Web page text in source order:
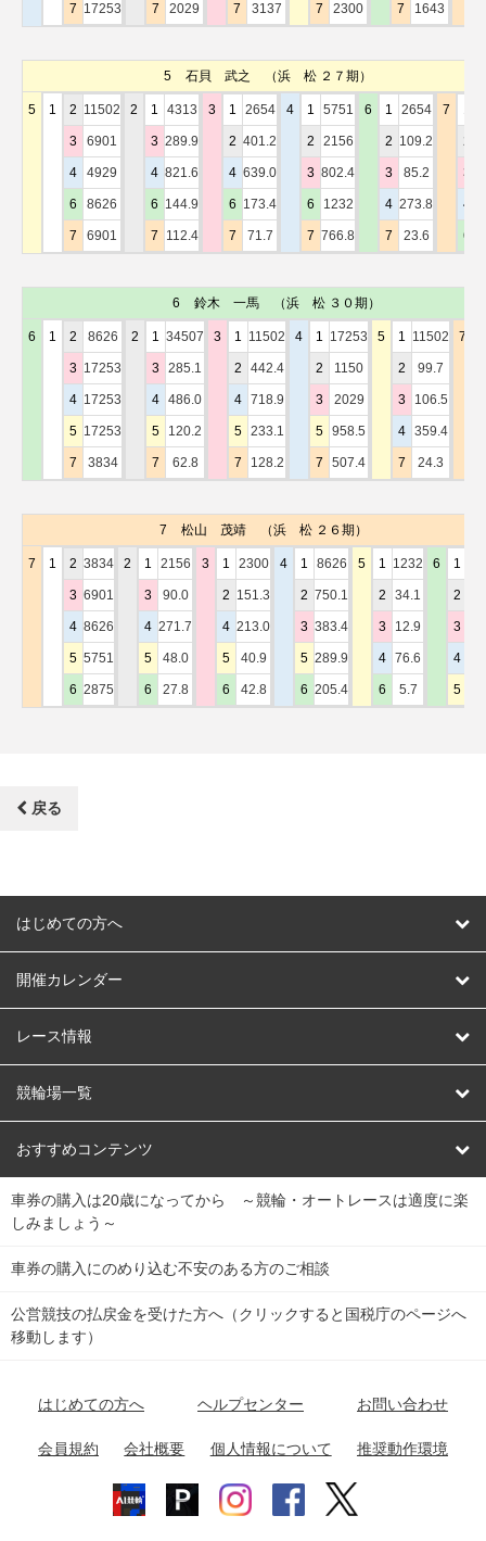
7 17253 7 2029 7 3137 7 2300 7 1643
5 石貝 武之 （浜 松 ２７期）
5 1 2 11502
3 6901
4 4929
6 8626
7 6901
2 1 4313
3 289.9
4 821.6
6 144.9
7 112.4
3 1 2654
2 401.2
4 639.0
6 173.4
7 71.7
4 1 5751
2 2156
3 802.4
6 1232
7 766.8
6 1 2654
2 109.2
3 85.2
4 273.8
7 23.6
7
2
3
4
6
6 鈴木 一馬 （浜 松 ３０期）
6 1 2 8626
3 17253
4 17253
5 17253
7 3834
2 1 34507
3 285.1
4 486.0
5 120.2
7 62.8
3 1 11502
2 442.4
4 718.9
5 233.1
7 128.2
4 1 17253
2 1150
3 2029
5 958.5
7 507.4
5 1 11502
2 99.7
3 106.5
4 359.4
7 24.3
7
7 松山 茂靖 （浜 松 ２６期）
7 1 2 3834
3 6901
4 8626
5 5751
6 2875
2 1 2156
3 90.0
4 271.7
5 48.0
6 27.8
3 1 2300
2 151.3
4 213.0
5 40.9
6 42.8
4 1 8626
2 750.1
3 383.4
5 289.9
6 205.4
5 1 1232
2 34.1
3 12.9
4 76.6
6 5.7
6 1
2
3
4
5
戻る
はじめての方へ
はじめての方へ
開催カレンダー
競輪
オートレース
競輪くじ
Dokanto!
チャリロトプラザ
レース情報
レース予想
レース結果
キャリーオーバー一覧
競輪場一覧
北日本 函館競輪場
関
東
弥彦競輪場 前橋競輪場 取手競輪場 宇都宮競輪場
関
東
小田原競輪場
名古屋競輪場 岐阜競輪場 大垣競輪場 豊橋競輪場
富山競輪場 松阪競輪場 四日市競輪場
福井競輪場 奈良競輪場 向日町競輪場
おすすめコンテンツ
競輪選手情報
Perfecta Navi
netkeirin
車券の購入は20歳になってから ～競輪・オートレースは適度に楽
しみましょう～
車券の購入にのめり込む不安のある方のご相談
公営競技の払戻金を受けた方へ（クリックすると国税庁のページへ
移動します）
はじめての方へ ヘルプセンター お問い合わせ
会員規約 会社概要 個人情報について 推奨動作環境